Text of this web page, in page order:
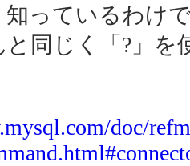
知っているわけ
と同じく「?」
doc/